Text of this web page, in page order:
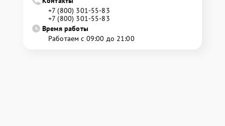
+7 (800) 301-55-83
+7 (800) 301-55-83
Время работы
Работаем с 09:00 до 21:00